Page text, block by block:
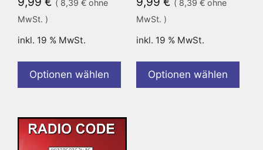
( 8,39 € ohne
MwSt. )
inkl. 19 % MwSt.
Optionen wählen
( 8,39 €ohne
MwSt. )
inkl. 19 % MwSt.
Optionen wählen